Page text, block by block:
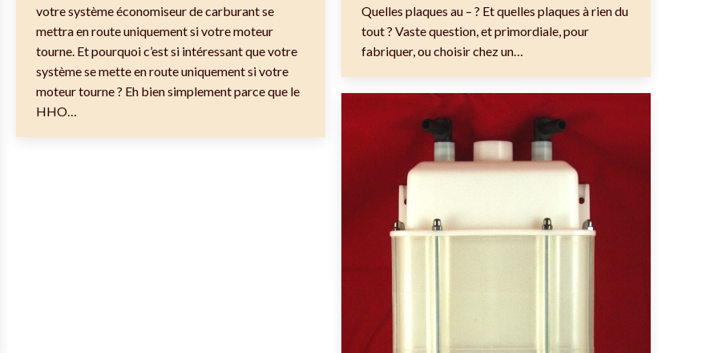
votre système économiseur de carburant se
mettra en route uniquement si votre moteur
tourne. Et pourquoi c’est si intéressant que votre
système se mette en route uniquement si votre
moteur tourne ? Eh bien simplement parce que le
HHO…
Quelles plaques au – ? Et quelles plaques à rien du
tout ? Vaste question, et primordiale, pour
fabriquer, ou choisir chez un…